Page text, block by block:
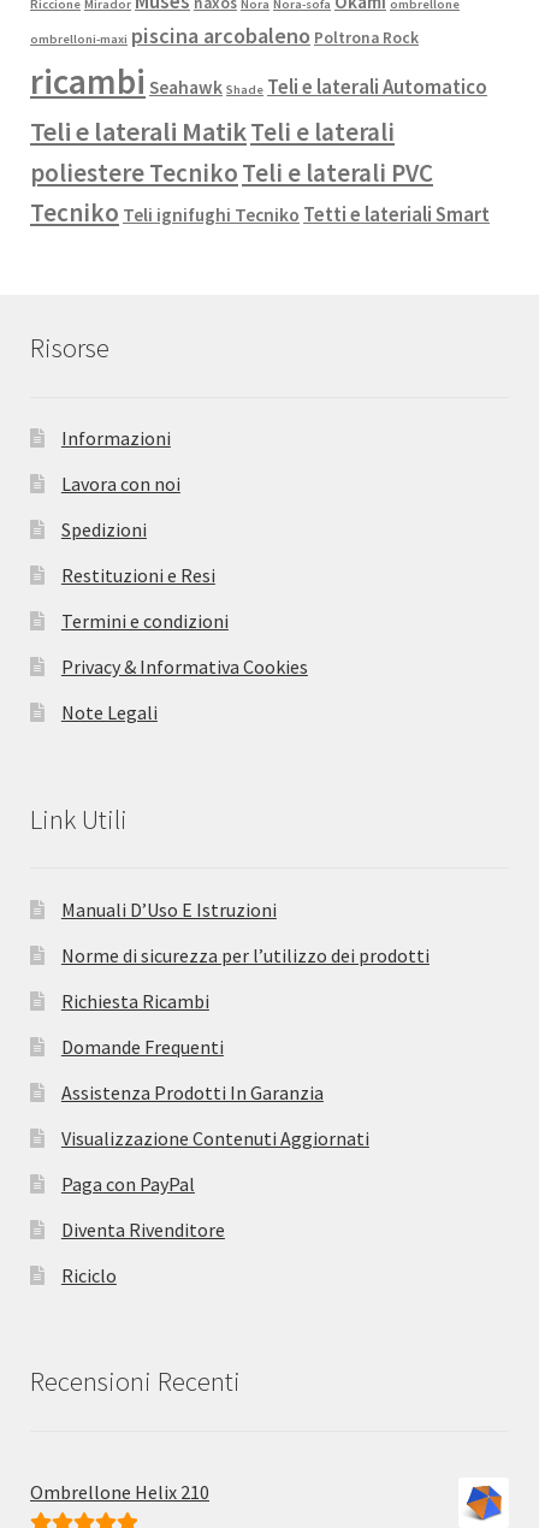
Riccione Mirador Nora Nora-sofa ombrellone
ombrelloni-maxi piscina arcobaleno Poltrona Rock
ricambi Seahawk Shade Teli e laterali Automatico
Teli e laterali MatikTeli e laterali
poliestere TecnikoTeli e laterali PVC
Tecniko Teli ignifughi Tecniko Tetti e lateriali Smart
Risorse
Informazioni
Lavora con noi
Spedizioni
Restituzioni e Resi
Termini e condizioni
Privacy & Informativa Cookies
Note Legali
Link Utili
Manuali D’Uso E Istruzioni
Norme di sicurezza per l’utilizzo dei prodotti
Richiesta Ricambi
Domande Frequenti
Assistenza Prodotti In Garanzia
Visualizzazione Contenuti Aggiornati
Paga con PayPal
Diventa Rivenditore
Riciclo
Recensioni Recenti
Ombrellone Helix 210